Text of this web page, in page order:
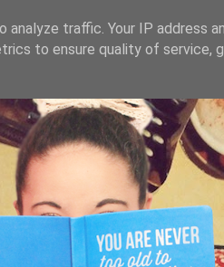
traffic. Your IP address
to ensure quality of service,